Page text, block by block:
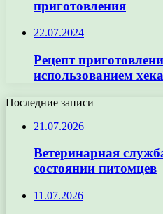
приготовления
22.07.2024
Рецепт
использованием хека
Последние записи
21.07.2026
Ветеринарная
состоянии питомцев
11.07.2026